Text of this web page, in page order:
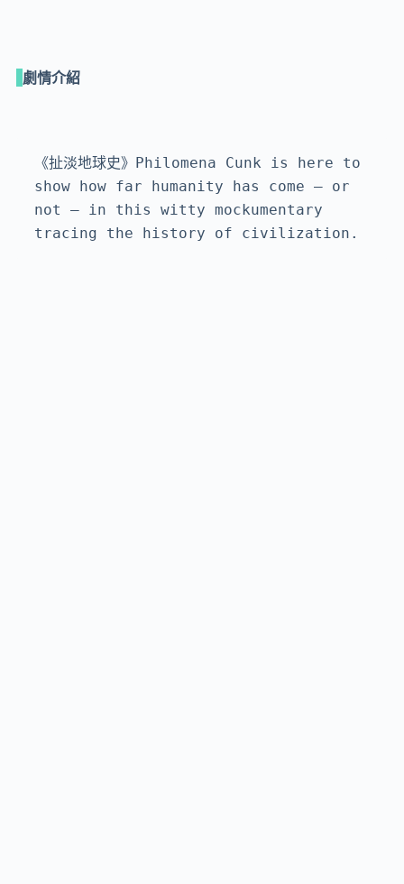
劇情介紹
《扯淡地球史》Philomena Cunk is here to
show how far humanity has come — or
not — in this witty mockumentary
tracing the history of civilization.